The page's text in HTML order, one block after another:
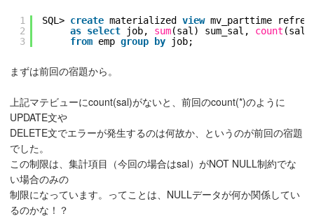
1
2
3
SQL> create materialized view mv_parttime
as select job, sum(sal) sum_sal, count
from emp group by job;
まずは前回の宿題から。
上記マテビューにcount(sal)がないと、前回のcount(*)のように
UPDATE文や
DELETE文でエラーが発生するのは何故か、というのが前回の宿題
でした。
この制限は、集計項目（今回の場合はsal）がNOT NULL制約でな
い場合のみの
制限になっています。ってことは、NULLデータが何か関係してい
るのかな！？